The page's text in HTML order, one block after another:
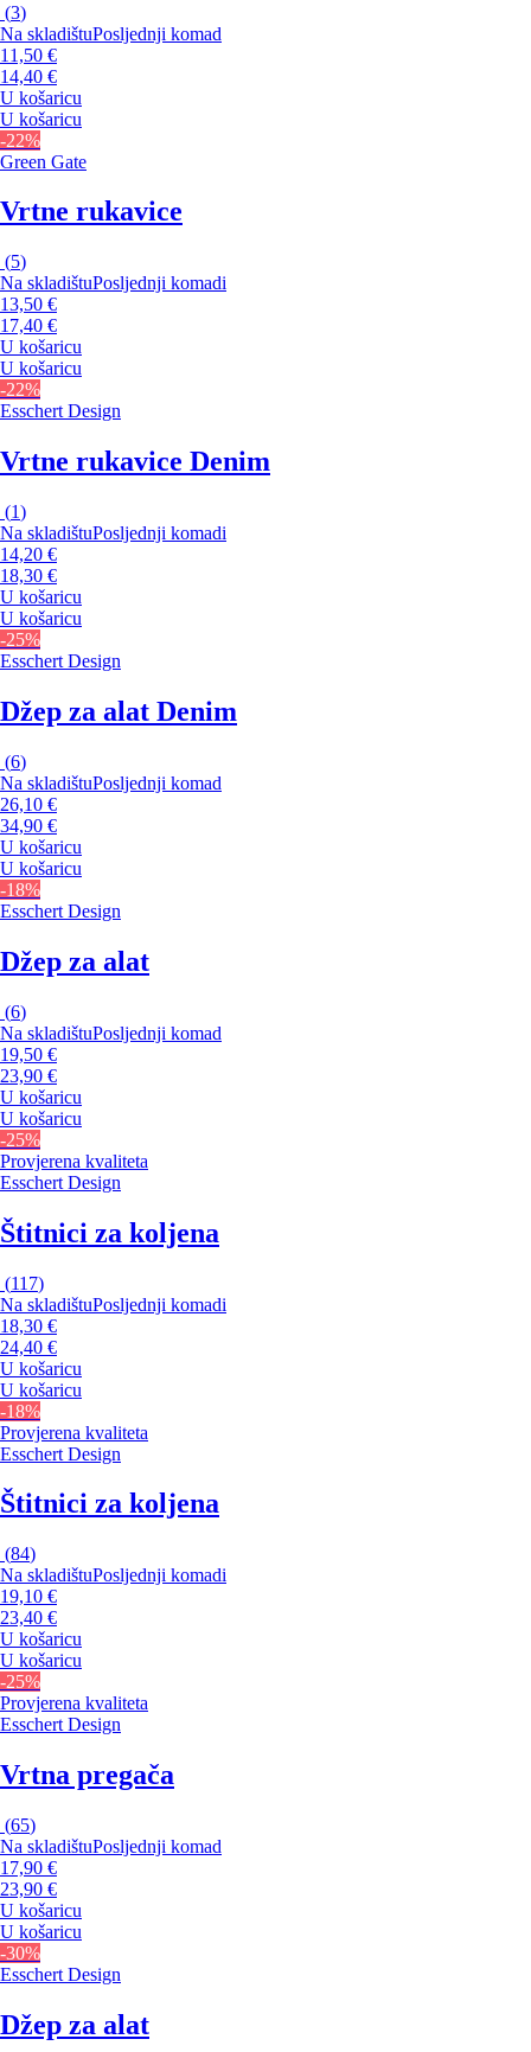
(3)
Na skladištuPosljednji komad
11,50 €
14,40 €
U košaricu
U košaricu
-22%
Green Gate
Vrtne rukavice
(5)
Na skladištuPosljednji komadi
13,50 €
17,40 €
U košaricu
U košaricu
-22%
Esschert Design
Vrtne rukavice Denim
(1)
Na skladištuPosljednji komadi
14,20 €
18,30 €
U košaricu
U košaricu
-25%
Esschert Design
Džep za alat Denim
(6)
Na skladištuPosljednji komad
26,10 €
34,90 €
U košaricu
U košaricu
-18%
Esschert Design
Džep za alat
(6)
Na skladištuPosljednji komad
19,50 €
23,90 €
U košaricu
U košaricu
-25%
Provjerena kvaliteta
Esschert Design
Štitnici za koljena
(117)
Na skladištuPosljednji komadi
18,30 €
24,40 €
U košaricu
U košaricu
-18%
Provjerena kvaliteta
Esschert Design
Štitnici za koljena
(84)
Na skladištuPosljednji komadi
19,10 €
23,40 €
U košaricu
U košaricu
-25%
Provjerena kvaliteta
Esschert Design
Vrtna pregača
(65)
Na skladištuPosljednji komad
17,90 €
23,90 €
U košaricu
U košaricu
-30%
Esschert Design
Džep za alat